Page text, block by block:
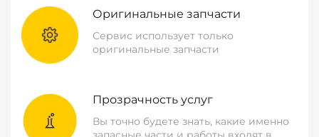
Оригинальные запчасти
Сервис использует только
оригинальные запчасти
Прозрачность услуг
Вы точно будете знать, какие именно